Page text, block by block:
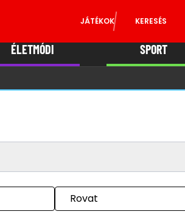
JÁTÉKOK KERESÉS
ÉLETMÓDI SPORT
Rovat